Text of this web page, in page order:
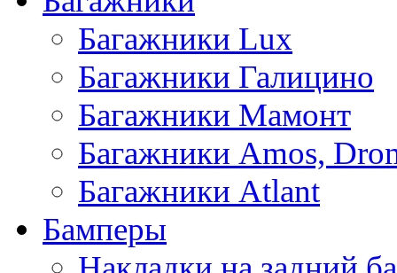
Багажники Lux
Багажники Галицино
Багажники Мамонт
Багажники Amos,
Багажники Atlant
Бамперы